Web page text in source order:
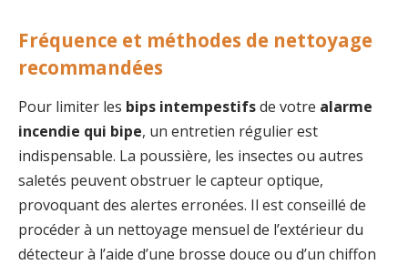
Fréquence et méthodes de nettoyage
recommandées
Pour limiter les bips intempestifsde votre alarme
incendie qui bipe, un entretien régulier est
indispensable. La poussière, les insectes ou autres
saletés peuvent obstruer le capteur optique,
provoquant des alertes erronées. Il est conseillé de
procéder à un nettoyage mensuel de l’extérieur du
détecteur à l’aide d’une brosse douce ou d’un chiffon